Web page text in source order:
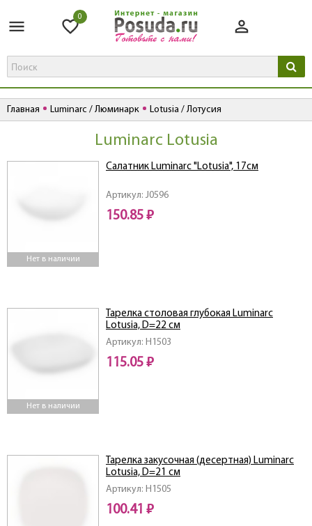
0
Главная Luminarc / Люминарк Lotusia / Лотусия
Luminarc Lotusia
Нет в наличии
Артикул: J0596
Салатник Luminarc "Lotusia", 17cм
150.85 ₽
Нет в наличии
Артикул: H1503
Тарелка столовая глубокая Luminarc
Lotusia, D=22 см
115.05 ₽
Артикул: H1505
Тарелка закусочная (десертная) Luminarc
Lotusia, D=21 см
100.41 ₽